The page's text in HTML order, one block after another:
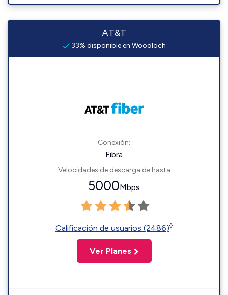
AT&T
33% disponible en Woodloch
Conexión:
Fibra
Velocidades de descarga de hasta
5000Mbps
Calificación de usuarios (2486)◊
Ver Planes